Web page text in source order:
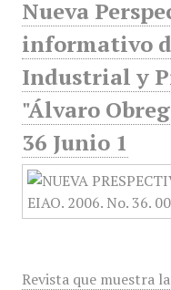
Nueva
informativo
Industrial y
"Álvaro
36 Junio 1
Revista que muestra